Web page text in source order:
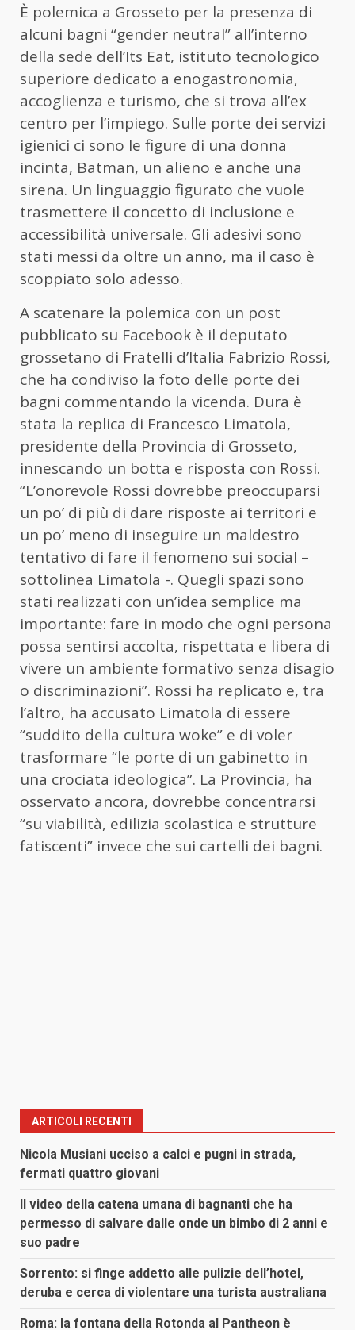
È polemica a Grosseto per la presenza di
alcuni bagni “gender neutral” all’interno
della sede dell’Its Eat, istituto tecnologico
superiore dedicato a enogastronomia,
accoglienza e turismo, che si trova all’ex
centro per l’impiego. Sulle porte dei servizi
igienici ci sono le figure di una donna
incinta, Batman, un alieno e anche una
sirena. Un linguaggio figurato che vuole
trasmettere il concetto di inclusione e
accessibilità universale. Gli adesivi sono
stati messi da oltre un anno, ma il caso è
scoppiato solo adesso.
A scatenare la polemica con un post
pubblicato su Facebook è il deputato
grossetano di Fratelli d’Italia Fabrizio Rossi,
che ha condiviso la foto delle porte dei
bagni commentando la vicenda. Dura è
stata la replica di Francesco Limatola,
presidente della Provincia di Grosseto,
innescando un botta e risposta con Rossi.
“L’onorevole Rossi dovrebbe preoccuparsi
un po’ di più di dare risposte ai territori e
un po’ meno di inseguire un maldestro
tentativo di fare il fenomeno sui social –
sottolinea Limatola -. Quegli spazi sono
stati realizzati con un’idea semplice ma
importante: fare in modo che ogni persona
possa sentirsi accolta, rispettata e libera di
vivere un ambiente formativo senza disagio
o discriminazioni”. Rossi ha replicato e, tra
l’altro, ha accusato Limatola di essere
“suddito della cultura woke” e di voler
trasformare “le porte di un gabinetto in
una crociata ideologica”. La Provincia, ha
osservato ancora, dovrebbe concentrarsi
“su viabilità, edilizia scolastica e strutture
fatiscenti” invece che sui cartelli dei bagni.
ARTICOLI RECENTI
Nicola Musiani ucciso a calci e pugni in strada,
fermati quattro giovani
Il video della catena umana di bagnanti che ha
permesso di salvare dalle onde un bimbo di 2 anni e
suo padre
Sorrento: si finge addetto alle pulizie dell’hotel,
deruba e cerca di violentare una turista australiana
Roma: la fontana della Rotonda al Pantheon è